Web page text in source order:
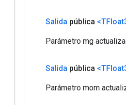
Salida pública
Parámetro mg
Salida pública
Parámetro mom